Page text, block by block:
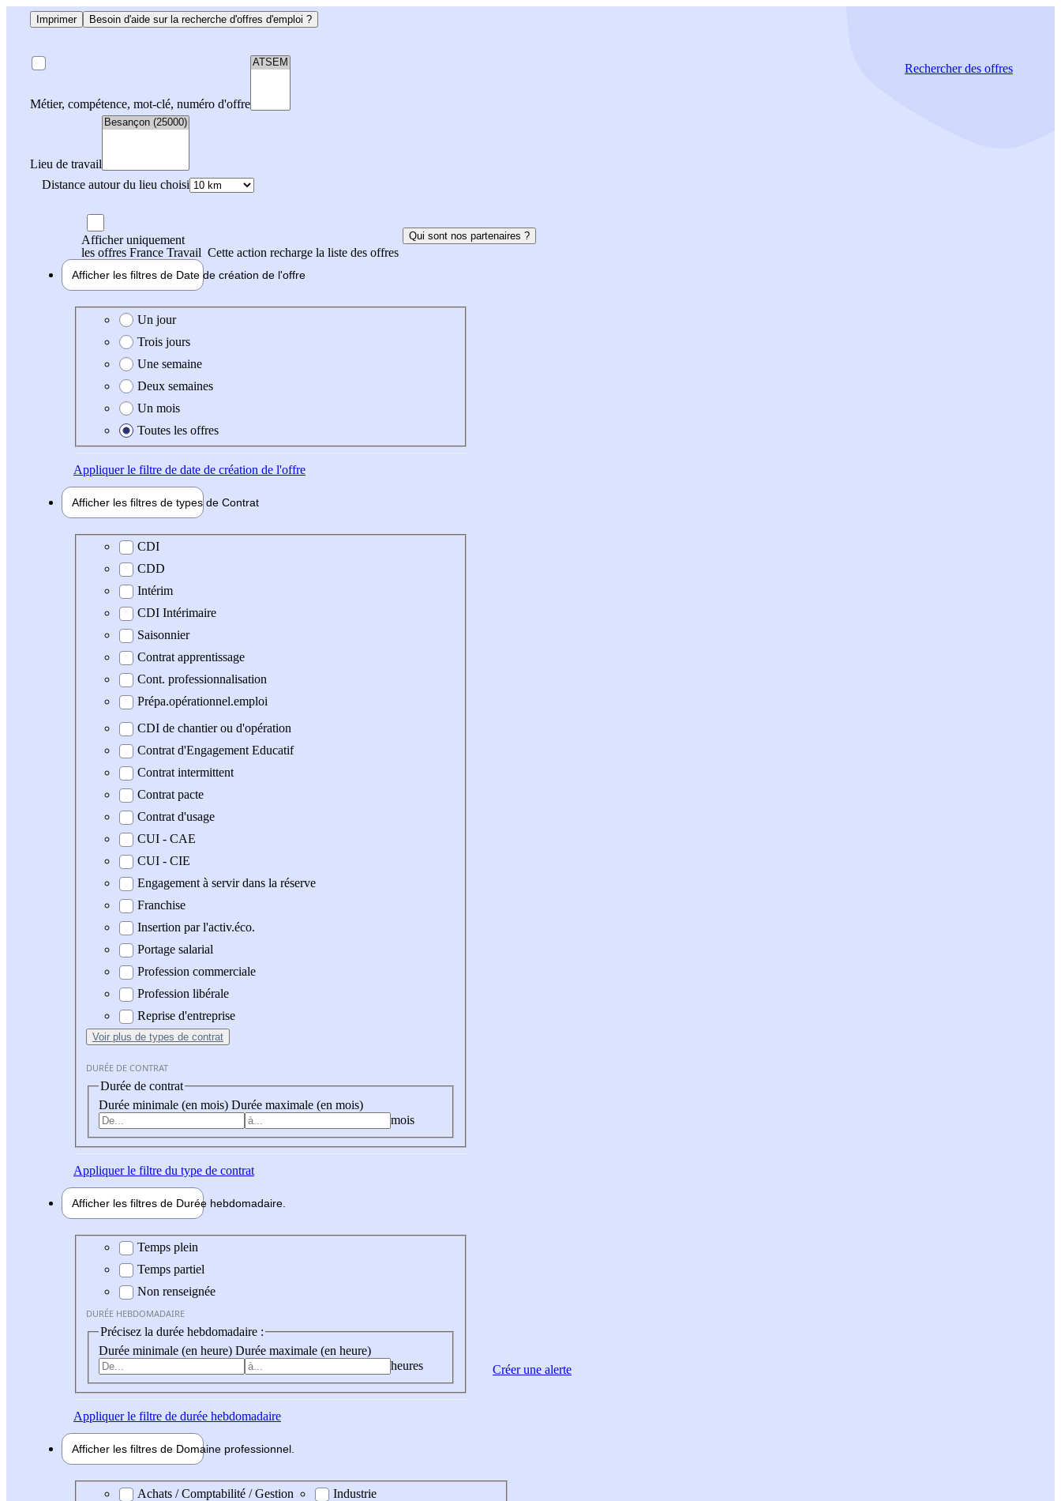
Imprimer Besoin d'aide sur la recherche d'offres d'emploi ?
Métier, compétence, mot-clé, numéro d'offre
Lieu de travail
Distance autour du lieu choisi
Rechercherdes offres
Afficher uniquement
les offres France Travail Cette action recharge la liste des offres
Qui sont nos partenaires ?
Afficher les filtres de Date de création de l'offre
Date de création de l'offre
Un jour
Trois jours
Une semaine
Deux semaines
Un mois
Toutes les offres
Appliquerle filtre de date de création de l'offre
Afficher les filtres de types de Contrat
Type de contrat
CDI
CDD
Intérim
CDI Intérimaire
Saisonnier
Contrat apprentissage
Cont. professionnalisation
Prépa.opérationnel.emploi
CDI de chantier ou d'opération
Contrat d'Engagement Educatif
Contrat intermittent
Contrat pacte
Contrat d'usage
CUI - CAE
CUI - CIE
Engagement à servir dans la réserve
Franchise
Insertion par l'activ.éco.
Portage salarial
Profession commerciale
Profession libérale
Reprise d'entreprise
Voir plus de types de contrat
DURÉE DE CONTRAT
Durée de contrat
Durée minimale (en mois) Durée maximale (en mois)
mois
Appliquerle filtre du type de contrat
Afficher les filtres de Durée hebdomadaire
Durée hebdomadaire
Temps plein
Temps partiel
Non renseignée
DURÉE HEBDOMADAIRE
Précisez la durée hebdomadaire :
Durée minimale (en heure) Durée maximale (en heure)
heures
Appliquerle filtre de durée hebdomadaire
Afficher les filtres de Domaine professionnel
Domaine professionel
Achats / Comptabilité / Gestion
Industrie
Créer une alerte